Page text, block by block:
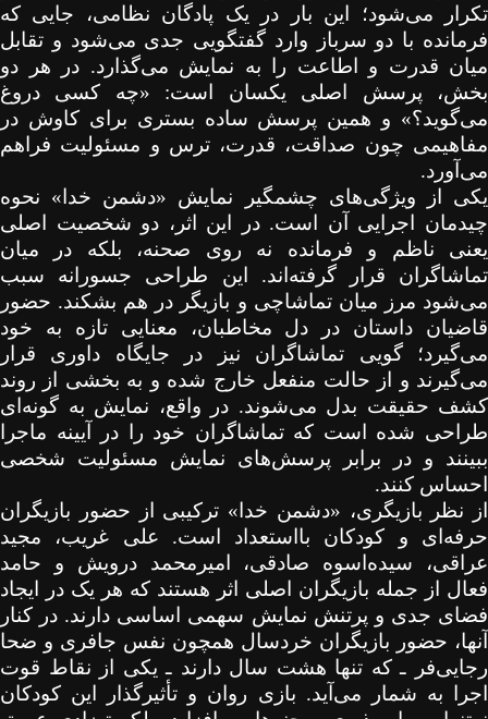
تکرار می‌شود؛ این بار در یک پادگان نظامی، جایی که
فرمانده با دو سرباز وارد گفتگویی جدی می‌شود و تقابل
میان قدرت و اطاعت را به نمایش می‌گذارد. در هر دو
بخش، پرسش اصلی یکسان است: «چه کسی دروغ
می‌گوید؟» و همین پرسش ساده بستری برای کاوش در
مفاهیمی چون صداقت، قدرت، ترس و مسئولیت فراهم
می‌آورد.
یکی از ویژگی‌های چشمگیر نمایش «دشمن خدا» نحوه
چیدمان اجرایی آن است. در این اثر، دو شخصیت اصلی
یعنی ناظم و فرمانده نه روی صحنه، بلکه در میان
تماشاگران قرار گرفته‌اند. این طراحی جسورانه سبب
می‌شود مرز میان تماشاچی و بازیگر در هم بشکند. حضور
قاضیان داستان در دل مخاطبان، معنایی تازه به خود
می‌گیرد؛ گویی تماشاگران نیز در جایگاه داوری قرار
می‌گیرند و از حالت منفعل خارج شده و به بخشی از روند
کشف حقیقت بدل می‌شوند. در واقع، نمایش به گونه‌ای
طراحی شده است که تماشاگران خود را در آیینه ماجرا
ببینند و در برابر پرسش‌های نمایش مسئولیت شخصی
احساس کنند.
از نظر بازیگری، «دشمن خدا» ترکیبی از حضور بازیگران
حرفه‌ای و کودکان بااستعداد است. علی غریب، مجید
عراقی، سیده‌اسوه صادقی، امیرمحمد درویش و حامد
فعال از جمله بازیگران اصلی اثر هستند که هر یک در ایجاد
فضای جدی و پرتنش نمایش سهمی اساسی دارند. در کنار
آنها، حضور بازیگران خردسال همچون نفس جافری و ضحا
رجایی‌فر ـ که تنها هشت سال دارند ـ یکی از نقاط قوت
اجرا به شمار می‌آید. بازی روان و تأثیرگذار این کودکان